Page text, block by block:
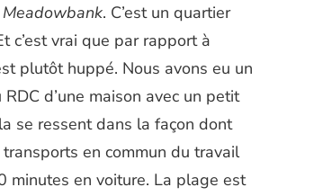
Meadowbank. C’est un quartier
c’est vrai que par rapport à
plutôt huppé. Nous avons eu un
d’une maison avec un petit
se ressent dans la façon dont
en commun du travail
minutes en voiture. La plage est